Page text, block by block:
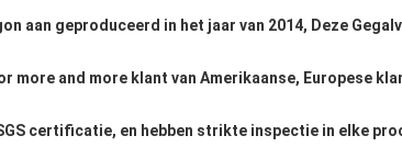
aan geproduceerd in het jaar van 2014, Deze
more and more klant van Amerikaanse, Europese
certificatie, en hebben strikte inspectie in elke